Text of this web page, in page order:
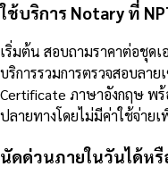
ใช้บริการ Notary ที่
เริ่มต้น สอบถามราคาต่อชุด
บริการรวมการตรวจสอบลา
Certificate ภาษาอังกฤษ พ
ปลายทางโดยไม่มีค่าใช้จ่ายเ
นัดด่วนภายในวันได้หรื